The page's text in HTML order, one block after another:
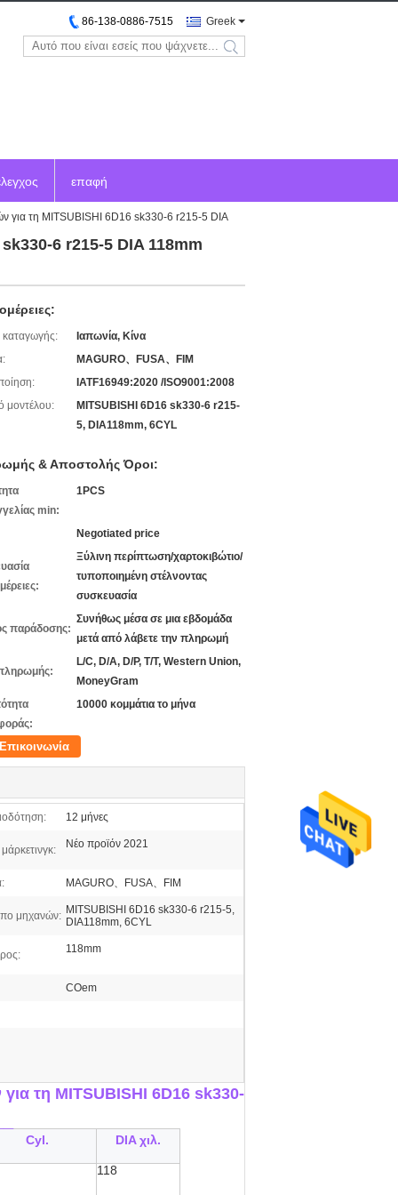
Greek
86-138-0886-7515
search
επαφή
για τη MITSUBISHI 6D16 sk330-6 r215-5 DIA
6 r215-5 DIA 118mm
Ιαπωνία, Κίνα
MAGURO、FUSA、FIM
IATF16949:2020 /ISO9001:2008
μοντέλου:
MITSUBISHI 6D16 sk330-6 r215-
5, DIA118mm, 6CYL
& Αποστολής Όροι:
min:
1PCS
Negotiated price
Ξύλινη περίπτωση/χαρτοκιβώτιο/
τυποποιημένη στέλνοντας
συσκευασία
παράδοσης:
Συνήθως μέσα σε μια εβδομάδα
μετά από λάβετε την πληρωμή
L/C, D/A, D/P, T/T, Western Union,
MoneyGram
10000 κομμάτια το μήνα
Επικοινωνία
12 μήνες
Νέο προϊόν 2021
MAGURO、FUSA、FIM
μηχανών: MITSUBISHI 6D16 sk330-6 r215-5,
DIA118mm, 6CYL
118mm
COem
τη MITSUBISHI 6D16 sk330-
Cyl. DIA χιλ.
118